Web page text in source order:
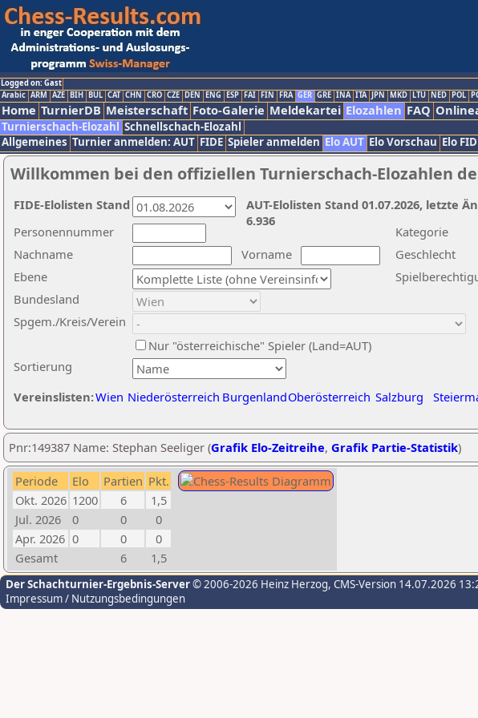
Logged on: Gast
Arabic ARM AZE BIH BUL CAT CHN CRO CZE DEN ENG ESP FAI FIN FRA GER GRE INA ITA JPN MKD LTU NED POL
Home TurnierDB Meisterschaft Foto-Galerie Meldekartei Elozahlen FAQ
Turnierschach-Elozahl Schnellschach-Elozahl
Allgemeines Turnier anmelden: AUT FIDE Spieler anmelden Elo AUT Elo Vorschau Elo
Willkommen bei den offiziellen Turnierschach-Elozahlen
Nachname
Vorname
Ebene
Kategorie
Sortierung
Personennummer
Bundesland
Spgem./Kreis/Verein
Geschlecht
Nur "österreichische" Spieler (Land=AUT)
Vereinslisten:Wien Niederösterreich BurgenlandOberösterreich Salzburg
AUT-Elolisten Stand 01.07.2026, letzte
6.936
FIDE-Elolisten Stand
Pnr:149387 Name: Stephan Seeliger (Grafik Elo-Zeitreihe, Grafik Partie-Statistik)
Periode Elo Partien Pkt.
Okt. 2026 1200 6
1,5
Jul. 2026
0 0
0
Apr. 2026 0 0
0
Gesamt
6 1,5
Der Schachturnier-Ergebnis-Server© 2006-2026 Heinz Herzog, CMS-Version 14.07.2026
Impressum / Nutzungsbedingungen